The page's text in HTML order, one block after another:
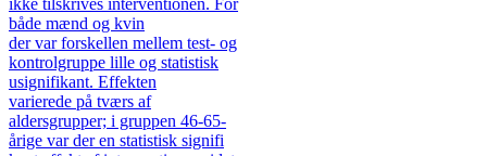
både mænd og kvin
der var forskellen mellem test- og
kontrolgruppe lille og statistisk
usignifikant. Effekten
varierede på tværs af
aldersgrupper; i gruppen 46-65-
årige var der en statistisk signifi